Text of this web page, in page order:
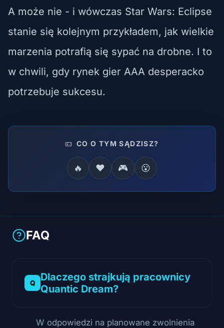
A może nie - i wówczas Star Wars: Eclipse
stanie się kolejnym przykładem, jak wielkie
marzenia potrafią się sypać na drobne. I to
w chwili, gdy rynek gier AAA desperacko
potrzebuje sukcesu.
CO O TYM SĄDZISZ?
🔥 ❤️ 🎮 😮
FAQ
Dlaczego strajkują pracownicy
Quantic Dream?
W odpowiedzi na planowane zwolnienia